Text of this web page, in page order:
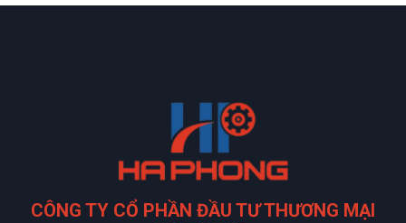
CÔNG TY CỔ PHẦN ĐẦU TƯ THƯƠNG MẠI